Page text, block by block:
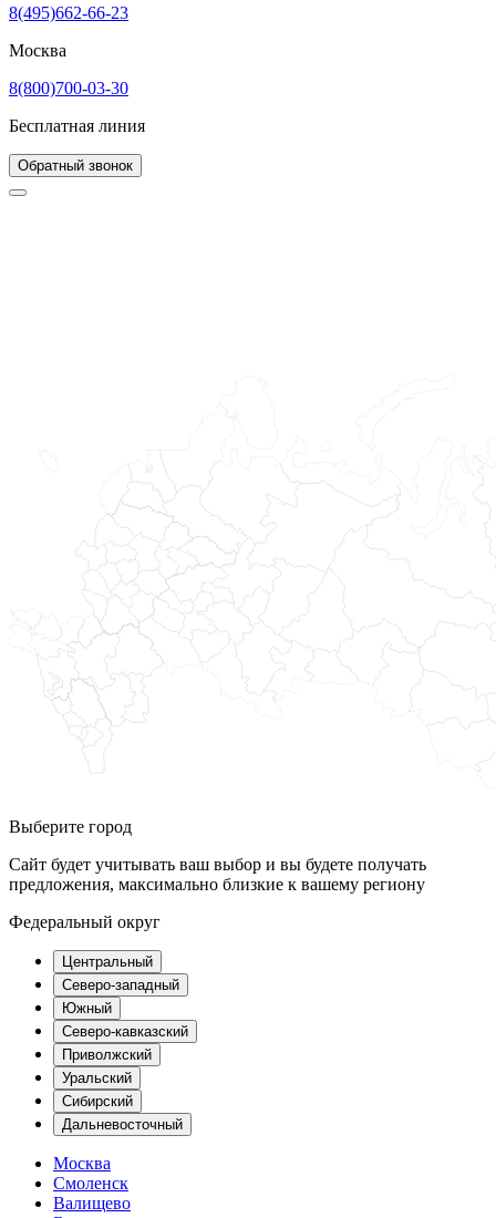
8(495)662-66-23
Москва
8(800)700-03-30
Бесплатная линия
Обратный звонок
Выберите город
Сайт будет учитывать ваш выбор и вы будете получать
предложения, максимально близкие к вашему региону
Федеральный округ
Центральный
Северо-западный
Южный
Северо-кавказский
Приволжский
Уральский
Сибирский
Дальневосточный
Москва
Смоленск
Валищево